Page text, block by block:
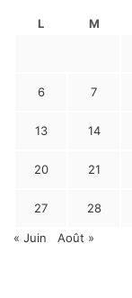
L M
6 7
13 14
20 21
27 28
« Juin Août »